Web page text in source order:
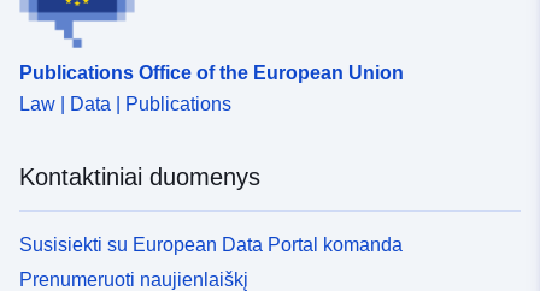
Publications Office of the European Union
Law | Data | Publications
Kontaktiniai duomenys
Susisiekti su European Data Portal komanda
Prenumeruoti naujienlaiškį